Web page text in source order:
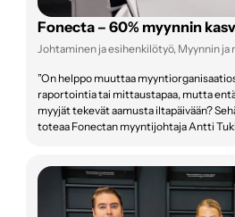
Fonecta – 60% myynnin
Johtaminen ja esihenkilötyö, Myynnin
”On helppo muuttaa
raportointia tai mittaustapaa, mutta
myyjät tekevät aamusta iltapäivään?
toteaa Fonectan myyntijohtaja Antti